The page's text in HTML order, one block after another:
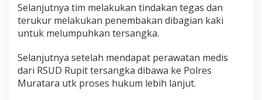
Selanjutnya tim melakukan tindakan tegas dan
terukur melakukan penembakan dibagian kaki
untuk melumpuhkan tersangka.
Selanjutnya setelah mendapat perawatan medis
dari RSUD Rupit tersangka dibawa ke Polres
Muratara utk proses hukum lebih lanjut.